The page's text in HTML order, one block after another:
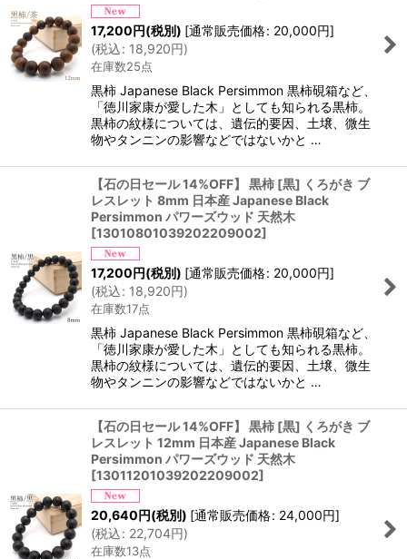
17,200円(税別) [通常販売価格: 20,000円]
(税込: 18,920円)
在庫数25点
黒柿 Japanese Black Persimmon 黒柿硯箱など、
「徳川家康が愛した木」としても知られる黒柿。
黒柿の紋様については、遺伝的要因、土壌、微生
物やタンニンの影響などではないかと …
【石の日セール 14%OFF】 黒柿 [黒] くろがき ブ
レスレット 8mm 日本産 Japanese Black
Persimmon パワーズウッド 天然木
[13010801039202209002]
17,200円(税別) [通常販売価格: 20,000円]
(税込: 18,920円)
在庫数17点
黒柿 Japanese Black Persimmon 黒柿硯箱など、
「徳川家康が愛した木」としても知られる黒柿。
黒柿の紋様については、遺伝的要因、土壌、微生
物やタンニンの影響などではないかと …
【石の日セール 14%OFF】 黒柿 [黒] くろがき ブ
レスレット 12mm 日本産 Japanese Black
Persimmon パワーズウッド 天然木
[13011201039202209002]
20,640円(税別) [通常販売価格: 24,000円]
(税込: 22,704円)
在庫数13点